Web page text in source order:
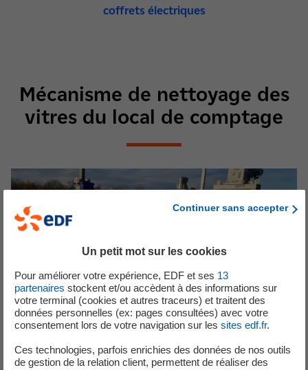
coffrets électriques
Mécanisme de nettoyage des
vitres du local de comptage
1/4
Continuer sans accepter
Un petit mot sur les cookies
Pour améliorer votre expérience, EDF et ses 13
partenaires stockent et/ou accèdent à des informations sur
votre terminal (cookies et autres traceurs) et traitent des
données personnelles (ex: pages consultées) avec votre
consentement lors de votre navigation sur les sites edf.fr.
Ces technologies, parfois enrichies des données de nos outils
de gestion de la relation client, permettent de réaliser des